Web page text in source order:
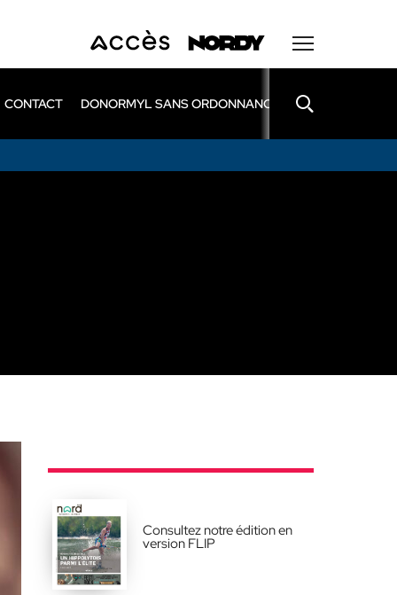
CONTACT DONORMYL SANS ORDONNANCE LEXOMIL SANS
Consultez notre édition en
version FLIP